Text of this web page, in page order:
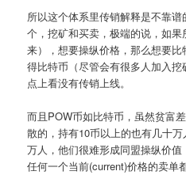
所以这个体系里传销解释是不靠
个，挖矿和买卖，极端的说，如
来），想要操纵价格，那么想要
得比特币（尽管会有很多人加入
点上看没有传销上线。
而且POW币如比特币，虽然贫富
散的，持有10币以上的也有几十
万人，他们很难形成同盟操纵价值
任何一个当前(current)价格的卖单